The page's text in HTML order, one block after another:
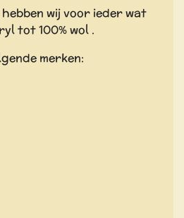
wij voor ieder wat
tot 100% wol .
merken: